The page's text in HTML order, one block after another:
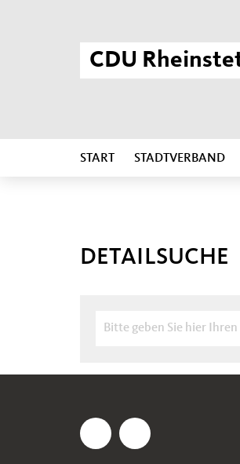
CDU
START STADTVERBAND
DETAILSUCHE